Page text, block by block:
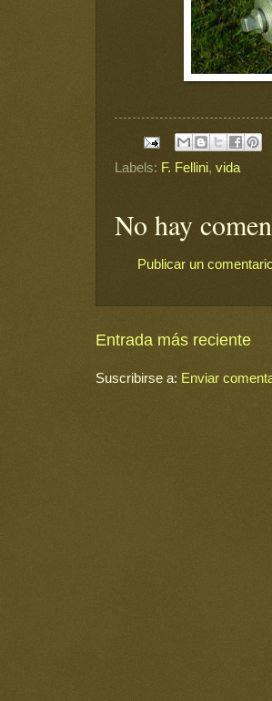
Labels: F. Fellini, vida
No hay
Publicar un
Entrada más reciente
Suscribirse a: Enviar